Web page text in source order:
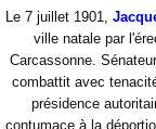
Le 7 juillet 1901,
ville natale par
Carcassonne.
combattit avec
présidence
contumace à la